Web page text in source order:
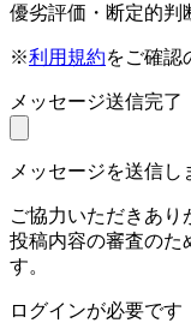
優劣評価・断定的判
※利用規約をご確認
メッセージ送信完了
メッセージを送信し
ご協力いただきあり
投稿内容の審査のた
す。
ログインが必要です